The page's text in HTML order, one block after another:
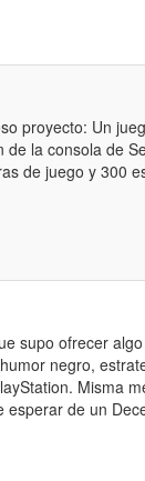
proyecto: Un
la consola de
de juego y 300
supo ofrecer
negro,
Misma
esperar de un